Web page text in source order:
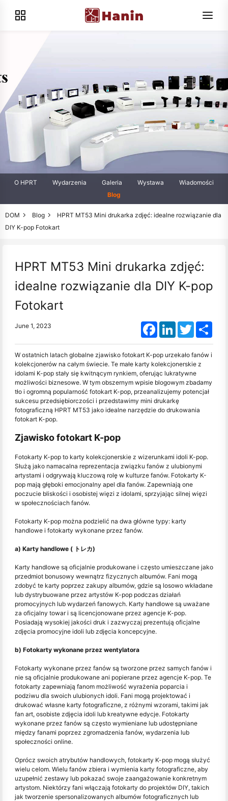
O HPRT Wydarzenia Galeria Wystawa
Wiadomości
Blog
DOM Blog
HPRT MT53 Mini drukarka zdjęć: idealne rozwiązanie dla
DIY K-pop Fotokart
HPRT MT53 Mini drukarka zdjęć:
idealne rozwiązanie dla DIY K-pop
Fotokart
June 1, 2023 FacebookLinkedInTwitter
W ostatnich latach globalne zjawisko fotokart K-pop urzekało fanów i
kolekcjonerów na całym świecie. Te małe karty kolekcjonerskie z
idolami K-pop stały się kwitnącym rynkiem, oferując lukratywne
możliwości biznesowe. W tym obszernym wpisie blogowym zbadamy
tło i ogromną popularność fotokart K-pop, przeanalizujemy potencjał
sukcesu przedsiębiorczości i przedstawimy mini drukarkę
fotograficzną HPRT MT53 jako idealne narzędzie do drukowania
fotokart K-pop.
Zjawisko fotokart K-pop
Fotokarty K-pop to karty kolekcjonerskie z wizerunkami idoli K-pop.
Służą jako namacalna reprezentacja związku fanów z ulubionymi
artystami i odgrywają kluczową rolę w kulturze fanów. Fotokarty K-
pop mają głęboki emocjonalny apel dla fanów. Zapewniają one
poczucie bliskości i osobistej więzi z idolami, sprzyjając silnej więzi
w społecznościach fanów.
Fotokarty K-pop można podzielić na dwa główne typy: karty
handlowe i fotokarty wykonane przez fanów.
a) Karty handlowe ( トレカ)
Karty handlowe są oficjalnie produkowane i często umieszczane jako
przedmiot bonusowy wewnątrz fizycznych albumów. Fani mogą
zdobyć te karty poprzez zakupy albumów, gdzie są losowo wkładane
lub dystrybuowane przez artystów K-pop podczas działań
promocyjnych lub wydarzeń fanowych. Karty handlowe są uważane
za oficjalny towar i są licencjonowane przez agencje K-pop.
Posiadają wysokiej jakości druk i zazwyczaj prezentują oficjalne
zdjęcia promocyjne idoli lub zdjęcia koncepcyjne.
b) Fotokarty wykonane przez wentylatora
Fotokarty wykonane przez fanów są tworzone przez samych fanów i
nie są oficjalnie produkowane ani popierane przez agencje K-pop. Te
fotokarty zapewniają fanom możliwość wyrażenia poparcia i
podziwu dla swoich ulubionych idoli. Fani mogą projektować i
drukować własne karty fotograficzne, z różnymi wzorami, takimi jak
fan art, osobiste zdjęcia idoli lub kreatywne edycje. Fotokarty
wykonane przez fanów są często wymieniane lub udostępniane
między fanami poprzez zgromadzenia fanów, wydarzenia lub
społeczności online.
Oprócz swoich atrybutów handlowych, fotokarty K-pop mogą służyć
wielu celom. Wielu fanów zbiera i wymienia karty fotograficzne, aby
uzupełnić zestawy lub pokazać swoje zaangażowanie konkretnym
artystom. Niektórzy fani włączają fotokarty do projektów DIY, takich
jak tworzenie spersonalizowanych albumów fotograficznych lub